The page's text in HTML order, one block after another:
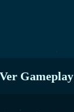
Ver Gameplay